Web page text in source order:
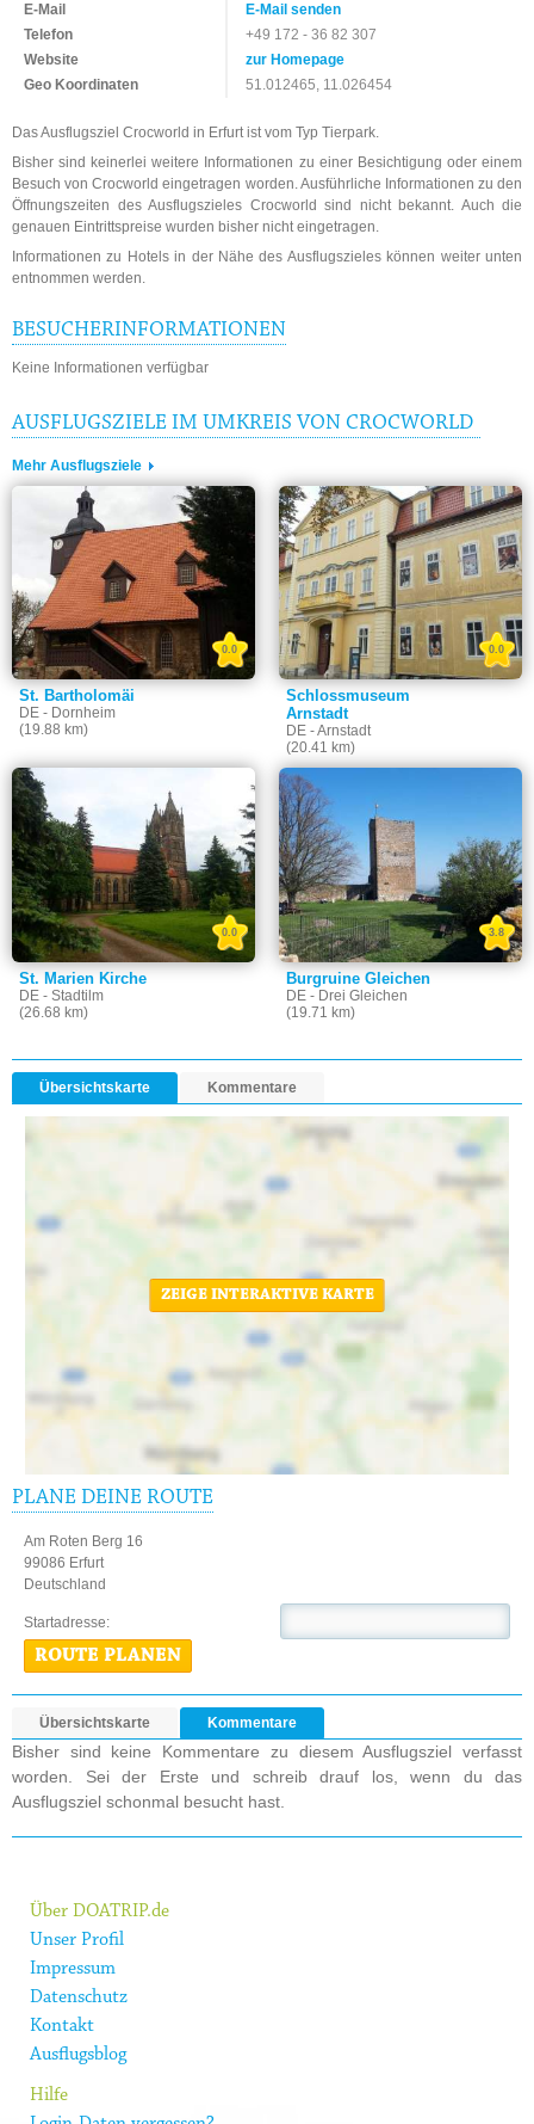
E-Mail
E-Mail senden
Telefon
+49 172 - 36 82 307
Website
zur Homepage
Geo Koordinaten
51.012465, 11.026454
Das Ausflugsziel Crocworld in Erfurt ist vom Typ Tierpark.
Bisher sind keinerlei weitere Informationen zu einer Besichtigung oder einem
Besuch von Crocworld eingetragen worden. Ausführliche Informationen zu den
Öffnungszeiten des Ausflugszieles Crocworld sind nicht bekannt. Auch die
genauen Eintrittspreise wurden bisher nicht eingetragen.
Informationen zu Hotels in der Nähe des Ausflugszieles können weiter unten
entnommen werden.
BESUCHERINFORMATIONEN
Keine Informationen verfügbar
AUSFLUGSZIELE IM UMKREIS VON CROCWORLD
Mehr Ausflugsziele
St. Bartholomäi
DE - Dornheim
(19.88 km)
0.0
Schlossmuseum
Arnstadt
DE - Arnstadt
(20.41 km)
0.0
St. Marien Kirche
DE - Stadtilm
(26.68 km)
0.0
Burgruine Gleichen
DE - Drei Gleichen
(19.71 km)
3.8
Übersichtskarte Kommentare
ZEIGE INTERAKTIVE KARTE
PLANE DEINE ROUTE
Am Roten Berg 16
99086 Erfurt
Deutschland
Startadresse:
ROUTE PLANEN
Übersichtskarte Kommentare
Bisher sind keine Kommentare zu diesem Ausflugsziel verfasst
worden. Sei der Erste und schreib drauf los, wenn du das
Ausflugsziel schonmal besucht hast.
Über DOATRIP.de
Unser Profil
Impressum
Datenschutz
Kontakt
Ausflugsblog
Hilfe